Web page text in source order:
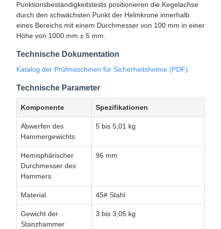
Punktionsbeständigkeitstests positionieren die Kegelachse
durch den schwächsten Punkt der Helmkrone innerhalb
eines Bereichs mit einem Durchmesser von 100 mm in einer
Höhe von 1000 mm ± 5 mm.
Technische Dokumentation
Katalog der Prüfmaschinen für Sicherheitshelme (PDF)
Technische Parameter
Komponente Spezifikationen
Abwerfen des
Hammergewichts
5 bis 5,01 kg
Hemisphärischer
Durchmesser des
Hammers
96 mm
Material 45# Stahl
Gewicht der
Stanzhammer
3 bis 3,05 kg